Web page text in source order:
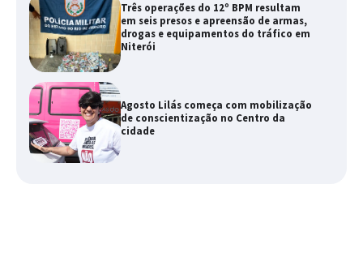
Três operações do 12º BPM resultam
em seis presos e apreensão de armas,
drogas e equipamentos do tráfico em
Niterói
Agosto Lilás começa com mobilização
de conscientização no Centro da
cidade